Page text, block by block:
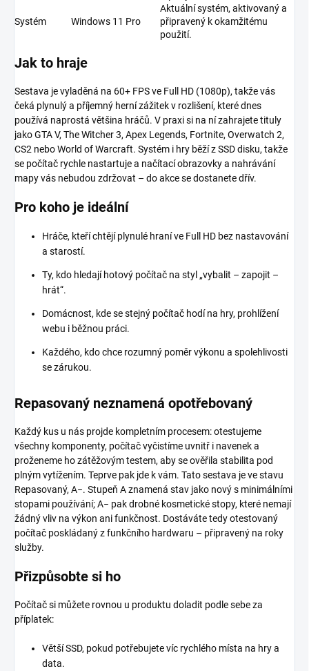
Systém Windows 11 Pro
Aktuální systém, aktivovaný a
připravený k okamžitému
použití.
Jak to hraje
Sestava je vyladěná na 60+ FPS ve Full HD (1080p), takže vás
čeká plynulý a příjemný herní zážitek v rozlišení, které dnes
používá naprostá většina hráčů. V praxi si na ní zahrajete tituly
jako GTA V, The Witcher 3, Apex Legends, Fortnite, Overwatch 2,
CS2 nebo World of Warcraft. Systém i hry běží z SSD disku, takže
se počítač rychle nastartuje a načítací obrazovky a nahrávání
mapy vás nebudou zdržovat – do akce se dostanete dřív.
Pro koho je ideální
Hráče, kteří chtějí plynulé hraní ve Full HD bez nastavování
a starostí.
Ty, kdo hledají hotový počítač na styl „vybalit – zapojit –
hrát“.
Domácnost, kde se stejný počítač hodí na hry, prohlížení
webu i běžnou práci.
Každého, kdo chce rozumný poměr výkonu a spolehlivosti
se zárukou.
Repasovaný neznamená opotřebovaný
Každý kus u nás projde kompletním procesem: otestujeme
všechny komponenty, počítač vyčistíme uvnitř i navenek a
proženeme ho zátěžovým testem, aby se ověřila stabilita pod
plným vytížením. Teprve pak jde k vám. Tato sestava je ve stavu
Repasovaný, A−. Stupeň A znamená stav jako nový s minimálními
stopami používání; A− pak drobné kosmetické stopy, které nemají
žádný vliv na výkon ani funkčnost. Dostáváte tedy otestovaný
počítač poskládaný z funkčního hardwaru – připravený na roky
služby.
Přizpůsobte si ho
Počítač si můžete rovnou u produktu doladit podle sebe za
příplatek:
Větší SSD, pokud potřebujete víc rychlého místa na hry a
data.